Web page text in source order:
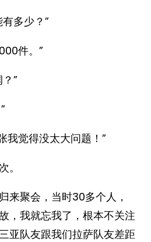
多少？”
件。”
”
我觉得没太大问题！”
。
来聚会，当时30多个人，
，我就忘我了，根本不关注
亚队友跟我们拉萨队友差距